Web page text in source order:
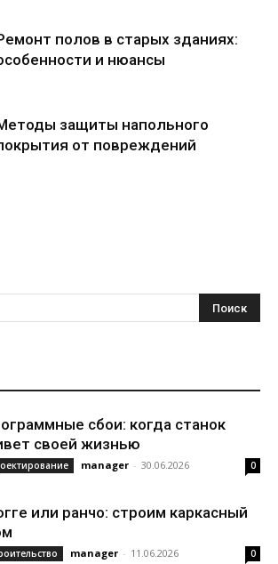
полов в старых зданиях:
и нюансы
защиты напольного
от повреждений
сбои: когда станок
своей жизнью
manager - 30.06.2026 0
или ранчо: строим каркасный
manager - 11.06.2026 0